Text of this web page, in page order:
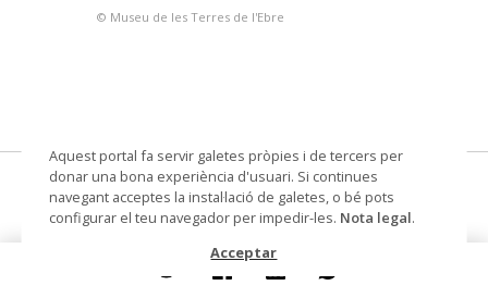
© Museu de les Terres de l'Ebre
cabasset de palangre
Lloc de procedència Sant Carles de la Ràpita
Aquest portal fa servir galetes pròpies i de tercers per
donar una bona experiència d'usuari. Si continues
navegant acceptes la instal·lació de galetes, o bé pots
configurar el teu navegador per impedir-les. Nota legal.
Acceptar